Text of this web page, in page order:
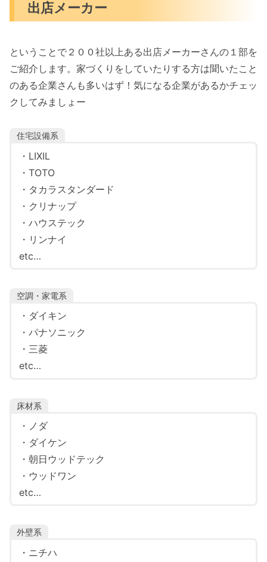
出店メーカー
ということで２００社以上ある出店メーカーさんの１部を
ご紹介します。家づくりをしていたりする方は聞いたこと
のある企業さんも多いはず！気になる企業があるかチェッ
クしてみましょー
住宅設備系
・LIXIL
・TOTO
・タカラスタンダード
・クリナップ
・ハウステック
・リンナイ
etc…
空調・家電系
・ダイキン
・パナソニック
・三菱
etc…
床材系
・ノダ
・ダイケン
・朝日ウッドテック
・ウッドワン
etc…
外壁系
・ニチハ